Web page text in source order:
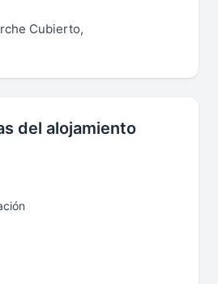
Cubierto,
del alojamiento